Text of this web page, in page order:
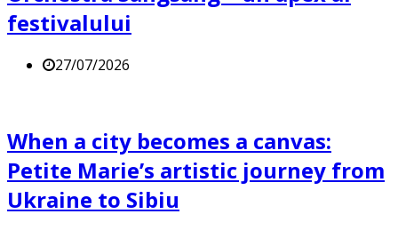
festivalului
27/07/2026
When a city becomes a canvas:
Petite Marie’s artistic journey from
Ukraine to Sibiu